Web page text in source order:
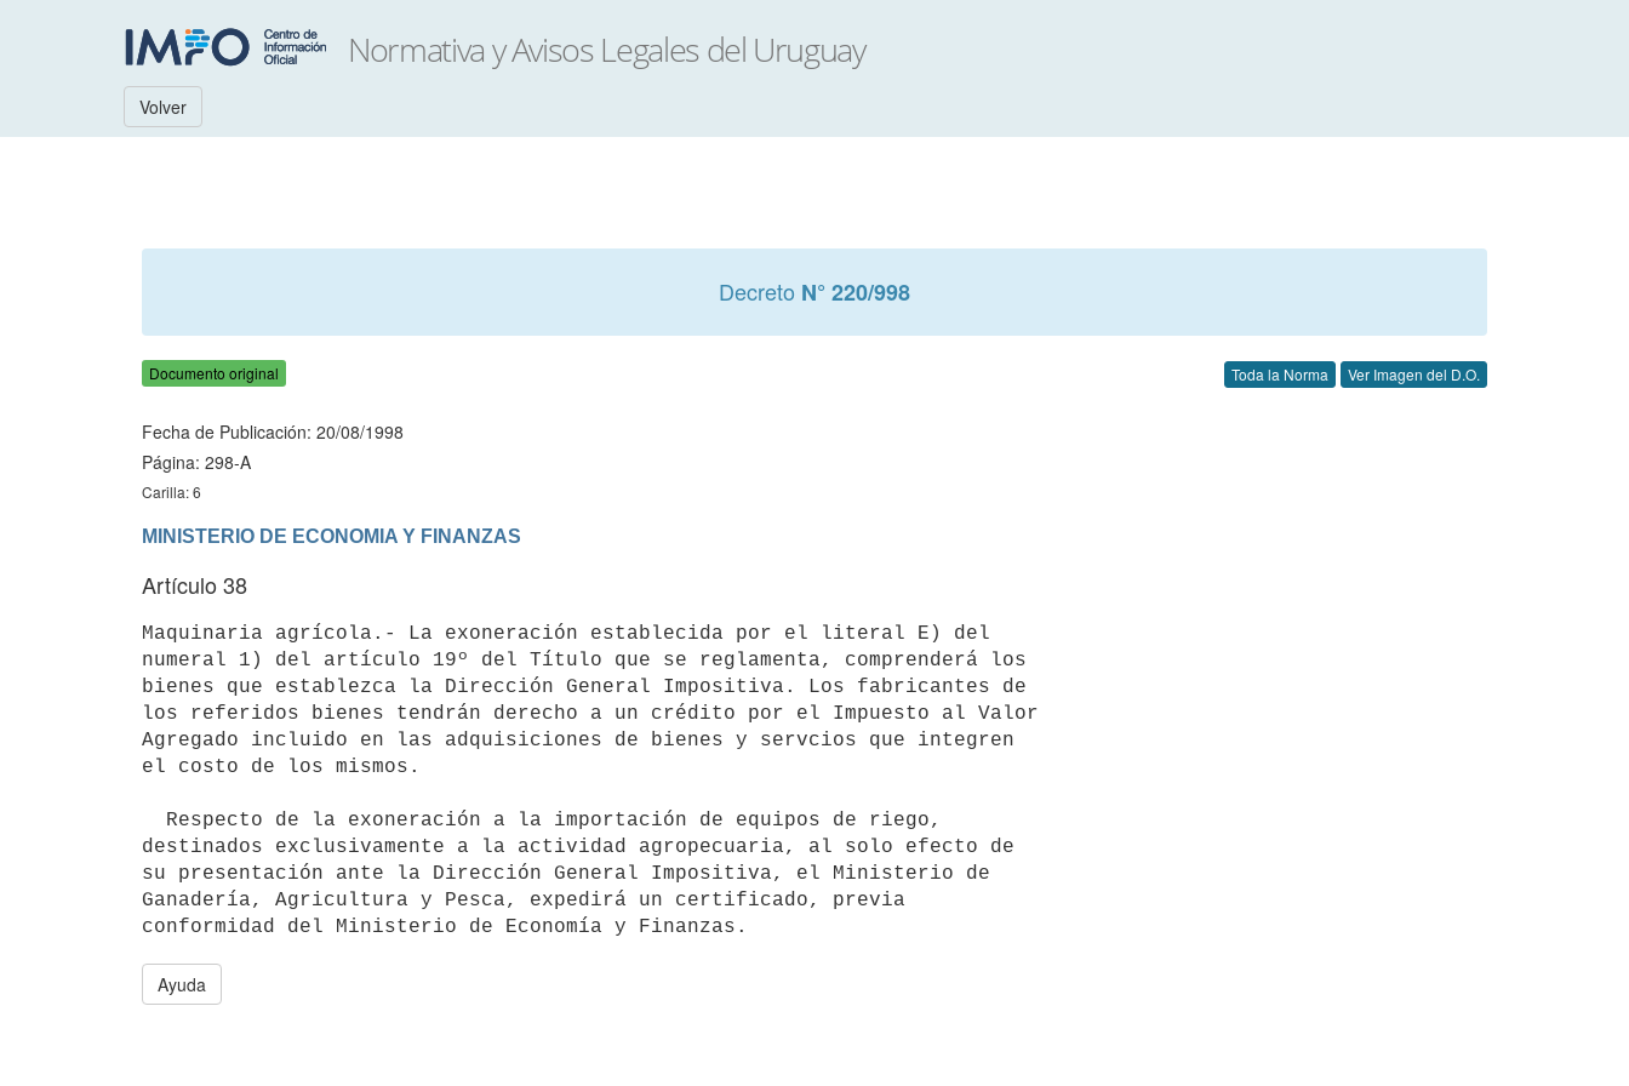
Volver
Decreto N° 220/998
Documento original Toda la Norma Ver Imagen del D.O.
Fecha de Publicación: 20/08/1998
Página: 298-A
Carilla: 6
Artículo 38
Maquinaria agrícola.- La exoneración establecida por el literal E) del
numeral 1) del artículo 19º del Título que se reglamenta, comprenderá los
bienes que establezca la Dirección General Impositiva. Los fabricantes de
los referidos bienes tendrán derecho a un crédito por el Impuesto al Valor
Agregado incluido en las adquisiciones de bienes y servcios que integren
el costo de los mismos.
destinados exclusivamente a la actividad agropecuaria, al solo efecto de
su presentación ante la Dirección General Impositiva, el Ministerio de
Ganadería, Agricultura y Pesca, expedirá un certificado, previa
Ayuda